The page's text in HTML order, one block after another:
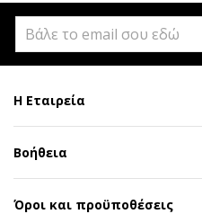
Η Εταιρεία
Βοήθεια
Όροι και προϋποθέσεις